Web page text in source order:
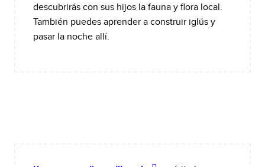
descubrirás con sus hijos la fauna y flora local.
También puedes aprender a construir iglús y
pasar la noche allí.